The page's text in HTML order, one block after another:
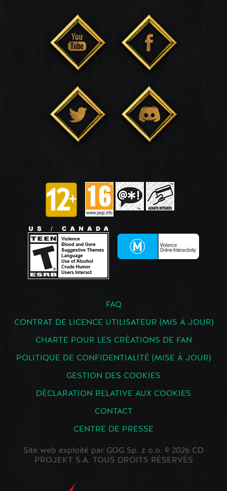
FAQ
CONTRAT DE LICENCE UTILISATEUR (MIS À JOUR)
CHARTE POUR LES CRÉATIONS DE FAN
POLITIQUE DE CONFIDENTIALITÉ (MISE À JOUR)
GESTION DES COOKIES
DÉCLARATION RELATIVE AUX COOKIES
CONTACT
CENTRE DE PRESSE
Site web exploité par GOG Sp. z o.o. © 2026 CD
PROJEKT S.A. TOUS DROITS RÉSERVÉS